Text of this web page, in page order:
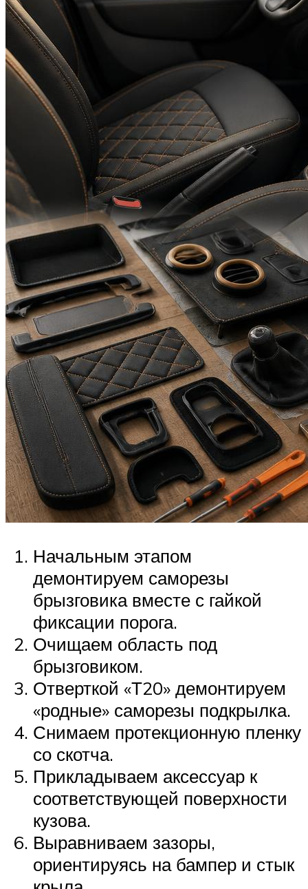
Начальным этапом
демонтируем саморезы
брызговика вместе с гайкой
фиксации порога.
Очищаем область под
брызговиком.
Отверткой «Т20» демонтируем
«родные» саморезы подкрылка.
Снимаем протекционную пленку
со скотча.
Прикладываем аксессуар к
соответствующей поверхности
кузова.
Выравниваем зазоры,
ориентируясь на бампер и стык